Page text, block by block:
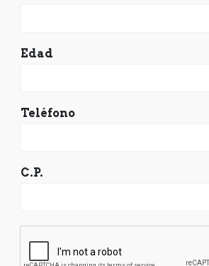
Edad
Teléfono
C.P.